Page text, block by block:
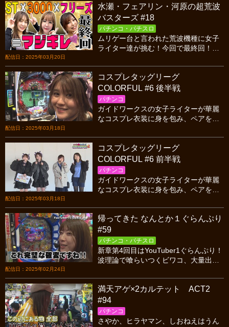
配信日：2025年03月20日
水瀬・フェアリン・河原の超荒波
バスターズ #18
パチンコ・パチスロ
ムリゲー台と言われた荒波機種に女子
ライター達が挑む！今回で最終回！！
が全員神がかりの展開に！？荒波破壊
の女神達よ永遠に！
配信日：2025年03月18日
コスプレタッグリーグ
COLORFUL #6 後半戦
パチンコ
ガイドワークスの女子ライターが華麗
なコスプレ衣装に身を包み、ペアを組
で個人賞更新の大チャンスが到来…!?
配信日：2025年03月18日
コスプレタッグリーグ
COLORFUL #6 前半戦
パチンコ
ガイドワークスの女子ライターが華麗
なコスプレ衣装に身を包み、ペアを組
で個人賞更新の大チャンスが到来…!?
配信日：2025年02月24日
帰ってきた なんとか１ぐらんぷり
#59
パチンコ・パチスロ
新章第4回目はYouTuber1ぐらんぷり！
波理論で喰らいつくビワコ、大量出玉
果たして、YouTuber1に輝くのは！？
満天アゲ×2カルテット ACT2
#94
パチンコ
さやか、ヒラヤマン、しおねえはうん